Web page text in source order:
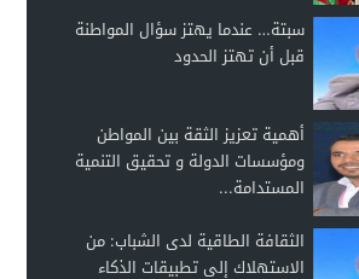
سبتة… عندما يهتز سؤال المواطنة
قبل أن تهتز الحدود
أهمية تعزيز الثقة بين المواطن
ومؤسسات الدولة و تحقيق التنمية
المستدامة...
الثقافة الطاقية لدى الشباب: من
الاستهلاك إلى تطبيقات الذكاء